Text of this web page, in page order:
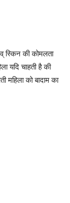
व् स्किन की कोमलता
यदि चाहती है की
महिला को बादाम का